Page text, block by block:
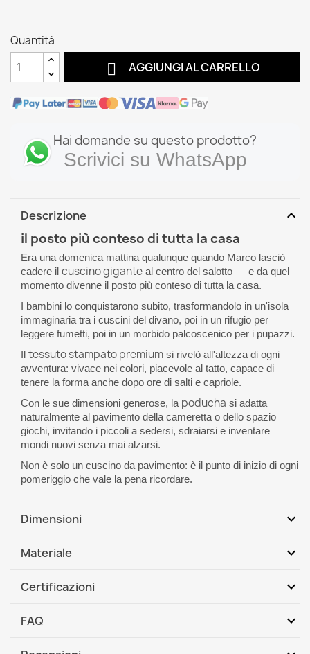
Quantità
 AGGIUNGI AL CARRELLO
Hai domande su questo prodotto?
Scrivici su WhatsApp
Descrizione expand_more
il posto più conteso di tutta la casa
Era una domenica mattina qualunque quando Marco lasciò
cadere il cuscino gigante al centro del salotto — e da quel
momento divenne il posto più conteso di tutta la casa.
I bambini lo conquistarono subito, trasformandolo in un'isola
immaginaria tra i cuscini del divano, poi in un rifugio per
leggere fumetti, poi in un morbido palcoscenico per i pupazzi.
Il tessuto stampato premium si rivelò all'altezza di ogni
avventura: vivace nei colori, piacevole al tatto, capace di
tenere la forma anche dopo ore di salti e capriole.
Con le sue dimensioni generose, la poducha si adatta
naturalmente al pavimento della cameretta o dello spazio
giochi, invitando i piccoli a sedersi, sdraiarsi e inventare
mondi nuovi senza mai alzarsi.
Non è solo un cuscino da pavimento: è il punto di inizio di ogni
pomeriggio che vale la pena ricordare.
Dimensioni expand_more
Dimensioni XXL: 175 x 135 cm
velluto. Lavabile in lavatrice
Prodotto di lavorazione fatta da mani
Materiale expand_more
Certificazioni expand_more
2:2017-02
FAQ expand_more